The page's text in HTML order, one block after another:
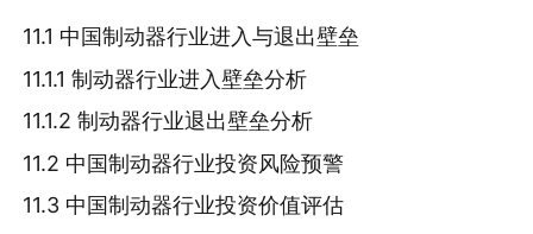
11.1 中国制动器行业进入与退出壁垒
11.1.1 制动器行业进入壁垒分析
11.1.2 制动器行业退出壁垒分析
11.2 中国制动器行业投资风险预警
11.3 中国制动器行业投资价值评估